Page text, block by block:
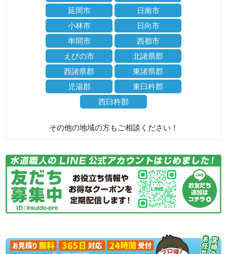
延岡市
日南市
小林市
日向市
串間市
西都市
えびの市
北諸県郡
西諸県郡
東諸県郡
児湯郡
東臼杵郡
西臼杵郡
その他の地域の方もご相談ください！